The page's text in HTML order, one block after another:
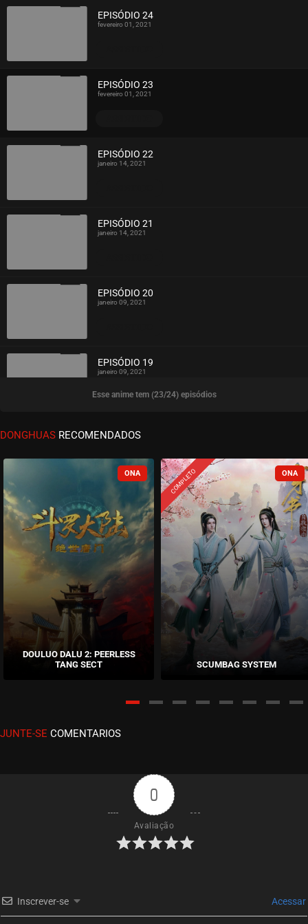
EPISÓDIO 24
fevereiro 01, 2021
EPISÓDIO 23
fevereiro 01, 2021
EPISÓDIO 22
janeiro 14, 2021
EPISÓDIO 21
janeiro 14, 2021
EPISÓDIO 20
janeiro 09, 2021
ASSISTIDO
EPISÓDIO 19
janeiro 09, 2021
ASSISTIDO
EPISÓDIO 18
ASSISTIDO
EPISÓDIO 17
dezembro 10, 2020
ASSISTIDO
EPISÓDIO 16
outubro 24, 2020
EPISÓDIO 15
outubro 13, 2020
ASSISTIDO
EPISÓDIO 13
setembro 20, 2020
EPISÓDIO 12
EPISÓDIO 11
Esse anime tem (23/24) episódios
DONGHUAS RECOMENDADOS
DOULUO DALU 2: PEERLESS
TANG SECT
COMPLETO
SCUMBAG SYSTEM
JUNTE-SE COMENTARIOS
0
Avaliação
Inscrever-se Acessar